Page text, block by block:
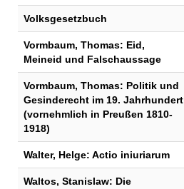
Volksgesetzbuch
Vormbaum, Thomas: Eid,
Meineid und Falschaussage
Vormbaum, Thomas: Politik und
Gesinderecht im 19. Jahrhundert
(vornehmlich in Preußen 1810-
1918)
Walter, Helge: Actio iniuriarum
Waltos, Stanislaw: Die